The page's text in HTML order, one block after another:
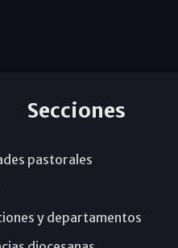
Secciones
pastorales
y departamentos